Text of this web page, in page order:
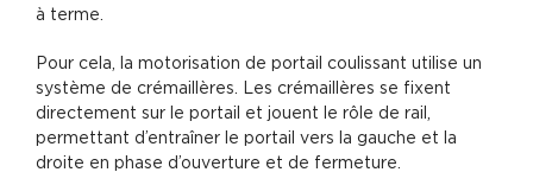
à terme.
Pour cela, la motorisation de portail coulissant utilise un
système de crémaillères. Les crémaillères se fixent
directement sur le portail et jouent le rôle de rail,
permettant d’entraîner le portail vers la gauche et la
droite en phase d’ouverture et de fermeture.